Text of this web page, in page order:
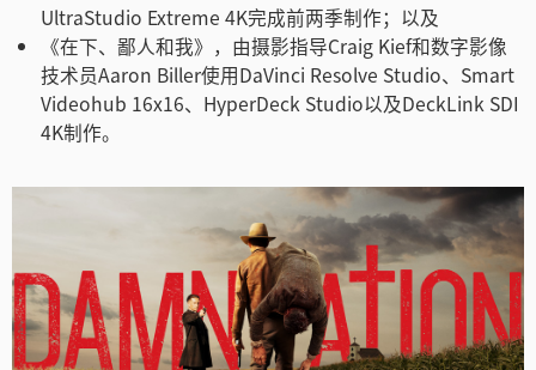
UltraStudio Extreme 4K完成前两季制作；以及
《在下、鄙人和我》，由摄影指导Craig Kief和数字影像
技术员Aaron Biller使用DaVinci Resolve Studio、Smart
Videohub 16x16、HyperDeck Studio以及DeckLink SDI
4K制作。